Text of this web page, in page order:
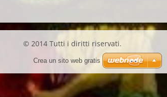
© 2014 Tutti i diritti riservati.
Crea un sito web gratis